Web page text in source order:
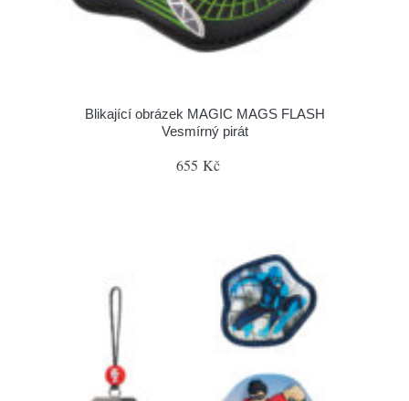
Blikající obrázek MAGIC MAGS FLASH
Vesmírný pirát
655 Kč